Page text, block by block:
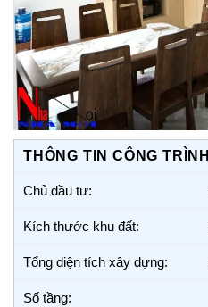
THÔNG TIN CÔNG TRÌNH
Chủ đầu tư:
Kích thước khu đất:
Tổng diện tích xây dựng:
Số tầng: